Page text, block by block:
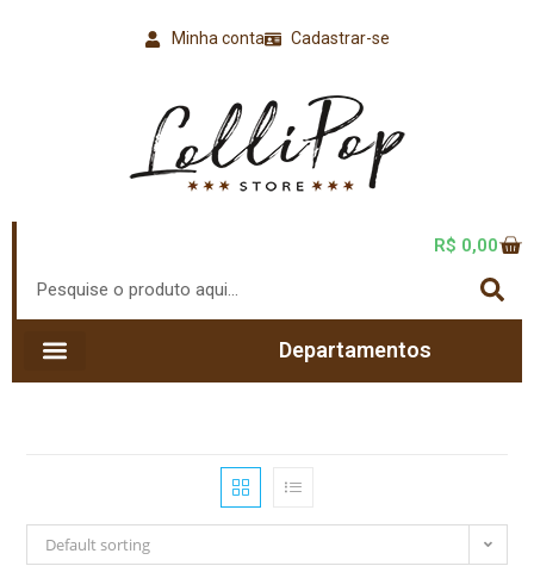
Cadastrar-se
Minha conta
R$ 0,00
Departamentos
Default sorting